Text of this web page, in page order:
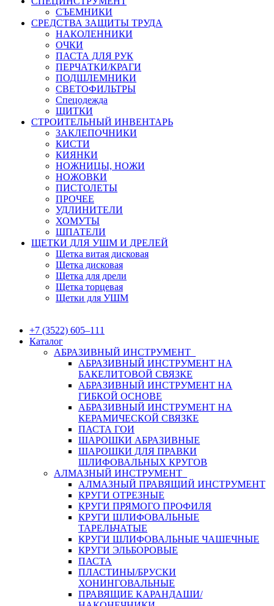
СЪЕМНИКИ
СРЕДСТВА ЗАЩИТЫ ТРУДА
НАКОЛЕННИКИ
ОЧКИ
ПАСТА ДЛЯ РУК
ПЕРЧАТКИ/КРАГИ
ПОДШЛЕМНИКИ
СВЕТОФИЛЬТРЫ
Спецодежда
ЩИТКИ
СТРОИТЕЛЬНЫЙ ИНВЕНТАРЬ
ЗАКЛЕПОЧНИКИ
КИСТИ
КИЯНКИ
НОЖНИЦЫ, НОЖИ
НОЖОВКИ
ПИСТОЛЕТЫ
ПРОЧЕЕ
УДЛИНИТЕЛИ
ХОМУТЫ
ШПАТЕЛИ
ЩЕТКИ ДЛЯ УШМ И ДРЕЛЕЙ
Щетка витая дисковая
Щетка дисковая
Щетка для дрели
Щетка торцевая
Щетки для УШМ
+7 (3522) 605‒111
Каталог
АБРАЗИВНЫЙ ИНСТРУМЕНТ
АБРАЗИВНЫЙ ИНСТРУМЕНТ НА
БАКЕЛИТОВОЙ СВЯЗКЕ
АБРАЗИВНЫЙ ИНСТРУМЕНТ НА
ГИБКОЙ ОСНОВЕ
АБРАЗИВНЫЙ ИНСТРУМЕНТ НА
КЕРАМИЧЕСКОЙ СВЯЗКЕ
ПАСТА ГОИ
ШАРОШКИ АБРАЗИВНЫЕ
ШАРОШКИ ДЛЯ ПРАВКИ
ШЛИФОВАЛЬНЫХ КРУГОВ
АЛМАЗНЫЙ ИНСТРУМЕНТ
АЛМАЗНЫЙ ПРАВЯЩИЙ ИНСТРУМЕНТ
КРУГИ ОТРЕЗНЫЕ
КРУГИ ПРЯМОГО ПРОФИЛЯ
КРУГИ ШЛИФОВАЛЬНЫЕ
ТАРЕЛЬЧАТЫЕ
КРУГИ ШЛИФОВАЛЬНЫЕ ЧАШЕЧНЫЕ
КРУГИ ЭЛЬБОРОВЫЕ
ПАСТА
ПЛАСТИНЫ/БРУСКИ
ХОНИНГОВАЛЬНЫЕ
ПРАВЯЩИЕ КАРАНДАШИ/